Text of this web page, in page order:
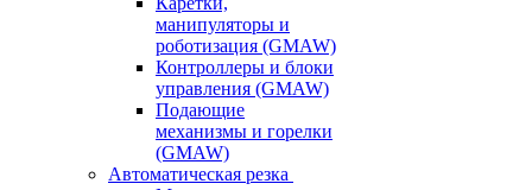
манипуляторы и
роботизация (GMAW)
Контроллеры и блоки
управления (GMAW)
Подающие
механизмы и горелки
(GMAW)
Автоматическая резка